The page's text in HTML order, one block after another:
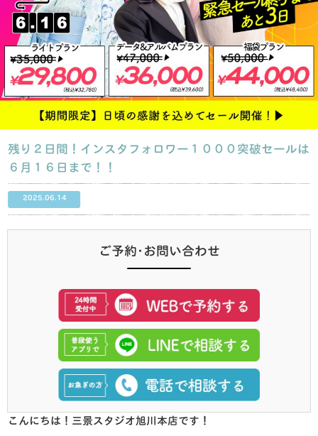
残り２日間！インスタフォロワー１０００突破セールは
６月１６日まで！！
2025.06.14
ご予約･お問い合わせ
こんにちは！三景スタジオ旭川本店です！